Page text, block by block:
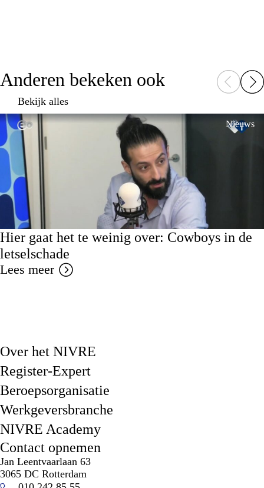
Anderen bekeken ook
Bekijk alles
Nieuws
Hier gaat het te weinig over: Cowboys in de
letselschade
Lees meer
Over het NIVRE
Register-Expert
Beroepsorganisatie
Werkgeversbranche
NIVRE Academy
Contact opnemen
Jan Leentvaarlaan 63
3065 DC Rotterdam